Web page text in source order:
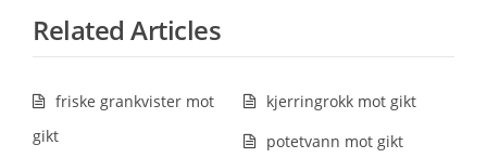
Related Articles
friske grankvister mot
gikt
kjerringrokk mot gikt
potetvann mot gikt